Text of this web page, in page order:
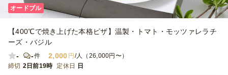
オードブル
【400℃で焼き上げた本格ピザ】温製・トマト・モッツァレラチ
ーズ・バジル
-
-件 2,000 円 /人（26,000円〜）
締切 2日前19時 定休日 日